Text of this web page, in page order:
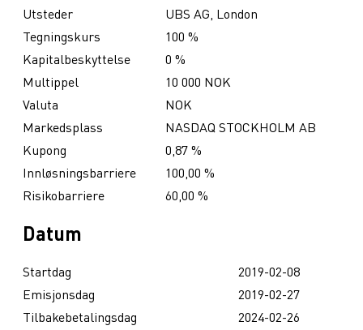
Utsteder
UBS AG, London
Tegningskurs
100 %
Kapitalbeskyttelse
0 %
Multippel
10 000 NOK
Valuta
NOK
Markedsplass
NASDAQ STOCKHOLM AB
Kupong
0,87 %
Innløsningsbarriere
100,00 %
Risikobarriere
60,00 %
Datum
Startdag
2019-02-08
Emisjonsdag
2019-02-27
Tilbakebetalingsdag
2024-02-26